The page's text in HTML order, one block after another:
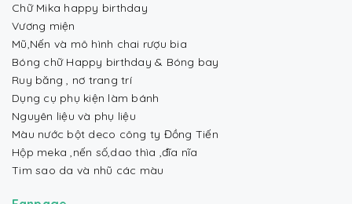
Chữ Mika happy birthday
Vương miện
Mũ,Nến và mô hình chai rượu bia
Bóng chữ Happy birthday & Bóng bay
Ruy băng , nơ trang trí
Dụng cụ phụ kiện làm bánh
Nguyên liệu và phụ liệu
Màu nước bột deco công ty Đồng Tiến
Hộp meka ,nến số,dao thìa ,đĩa nĩa
Tim sao da và nhũ các màu